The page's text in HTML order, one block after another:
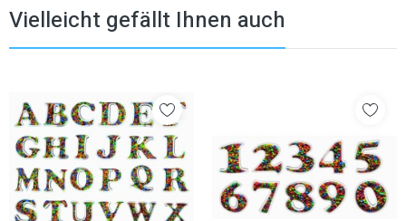
Vielleicht gefällt Ihnen auch